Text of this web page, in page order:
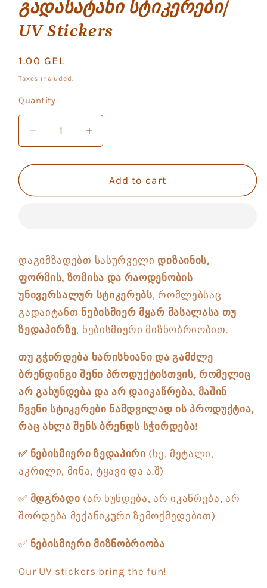
გადასატანი სტიკერები/
UV Stickers
Regular
price
1.00 GEL
Taxes included.
Quantity
Quantity
Decrease
quantity
for
მასალაზე
Stickers
Increase
quantity
for
მყარ
მასალაზე
Add to cart
დაგიმზადებთ სასურველიდიზაინის,
ფორმის, ზომისა და რაოდენობის
უნივერსალურ სტიკერებს, რომლებსაც
გადაიტანთ ნებისმიერ მყარ მასალასა თუ
ზედაპირზე, ნებისმიერი მიზნობრიობით.
თუ გჭირდება ხარისხიანი და გამძლე
ბრენდინგი შენი პროდუქტისთვის, რომელიც
არ გახუნდება და არ დაიკაწრება, მაშინ
ჩვენი სტიკერები ნამდვილად ის პროდუქტია,
რაც ახლა შენს ბრენდს სჭირდება!
✅ ნებისმიერი ზედაპირი (ხე, მეტალი,
აკრილი, მინა, ტყავი და ა.შ)
✅ მდგრადი (არ ხუნდება, არ იკაწრება, არ
შორდება მექანიკური ზემოქმედებით)
✅ ნებისმიერი მიზნობრიობა
Our UV stickers bring the fun!